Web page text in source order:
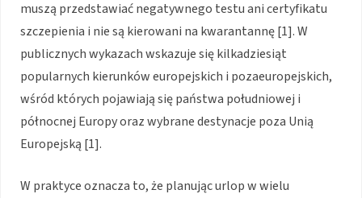
muszą przedstawiać negatywnego testu ani certyfikatu
szczepienia i nie są kierowani na kwarantannę [1]. W
publicznych wykazach wskazuje się kilkadziesiąt
popularnych kierunków europejskich i pozaeuropejskich,
wśród których pojawiają się państwa południowej i
północnej Europy oraz wybrane destynacje poza Unią
Europejską [1].
W praktyce oznacza to, że planując urlop w wielu